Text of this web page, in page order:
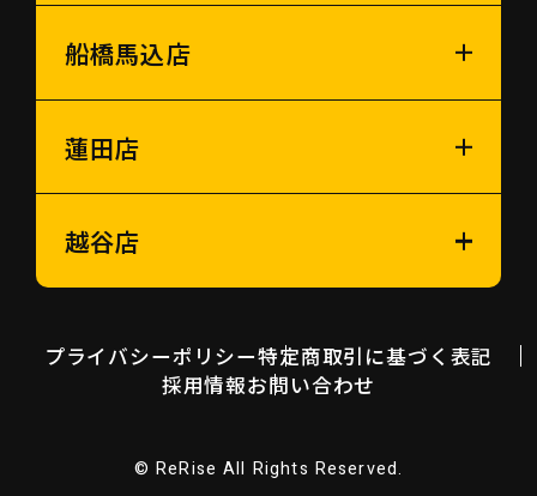
船橋馬込店
蓮田店
越谷店
プライバシーポリシー特定商取引に基づく表記
採用情報お問い合わせ
© ReRise All Rights Reserved.